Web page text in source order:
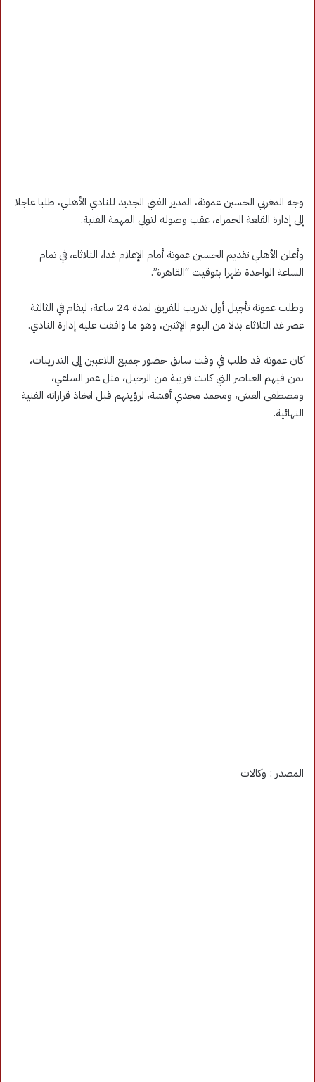
وجه المغربي الحسين عموتة، المدير الفني الجديد للنادي الأهلي، طلبا عاجلا
إلى إدارة القلعة الحمراء، عقب وصوله لتولي المهمة الفنية.
وأعلن الأهلي تقديم الحسين عموتة أمام الإعلام غدا، الثلاثاء، في تمام
الساعة الواحدة ظهرا بتوقيت “القاهرة”.
وطلب عموتة تأجيل أول تدريب للفريق لمدة 24 ساعة، ليقام في الثالثة
عصر غد الثلاثاء بدلا من اليوم الإثنين، وهو ما وافقت عليه إدارة النادي.
كان عموتة قد طلب في وقت سابق حضور جميع اللاعبين إلى التدريبات،
بمن فيهم العناصر التي كانت قريبة من الرحيل، مثل عمر الساعي،
ومصطفى العش، ومحمد مجدي أفشة، لرؤيتهم قبل اتخاذ قراراته الفنية
النهائية.
المصدر : وكالات